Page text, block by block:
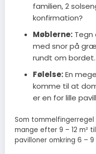
familien, 2
konfirmation?
Møblerne:Tegn
med snor på
rundt om bordet.
Følelse:En
komme til at
er en for lille
Som
mange efter 9 – 12 m²
pavilloner omkring 6 –